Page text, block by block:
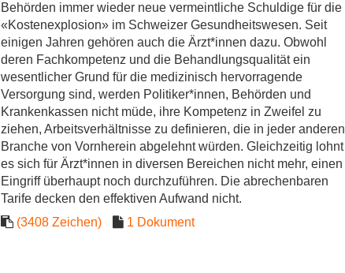
Behörden immer wieder neue vermeintliche Schuldige für die
«Kostenexplosion» im Schweizer Gesund­­heitswesen. Seit
einigen Jah­ren gehören auch die Ärzt*innen dazu. Obwohl
deren Fachkompetenz und die Behandlungsqua­lität ein
wesentlicher Grund für die medizinisch hervorragende
Versorgung sind, werden Politiker*innen, Behörden und
Krankenkassen nicht müde, ihre Kompetenz in Zweifel zu
ziehen, Arbeitsverhältnisse zu definieren, die in jeder anderen
Branche von Vornherein abgelehnt würden. Gleichzeitig lohnt
es sich für Ärzt*innen in diversen Bereichen nicht mehr, einen
Eingriff überhaupt noch durchzuführen. Die abrechenbaren
Tarife decken den effektiven Aufwand nicht.
(3408 Zeichen)
1 Dokument